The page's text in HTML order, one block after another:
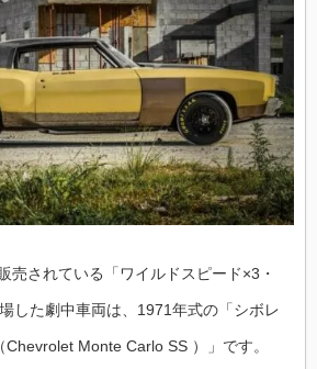
売されている「ワイルドスピード×3・
した劇中車両は、1971年式の「シボレ
Monte Carlo SS ）」です。